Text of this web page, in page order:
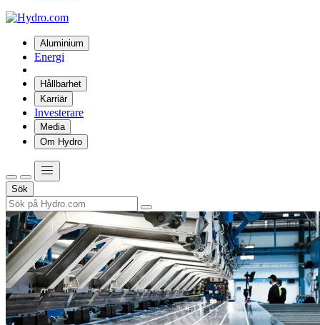
Aluminium
Energi
Hållbarhet
Karriär
Investerare
Media
Om Hydro
Sök